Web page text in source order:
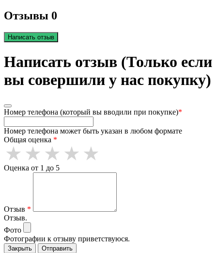
Отзывы 0
Написать отзыв
Написать отзыв (Только если
вы совершили у нас покупку)
Номер телефона (который вы вводили при покупке)*
Номер телефона может быть указан в любом формате
Общая оценка *
Оценка от 1 до 5
Отзыв *
Отзыв.
Фото
Фотографии к отзыву приветствуюся.
Закрыть Отправить